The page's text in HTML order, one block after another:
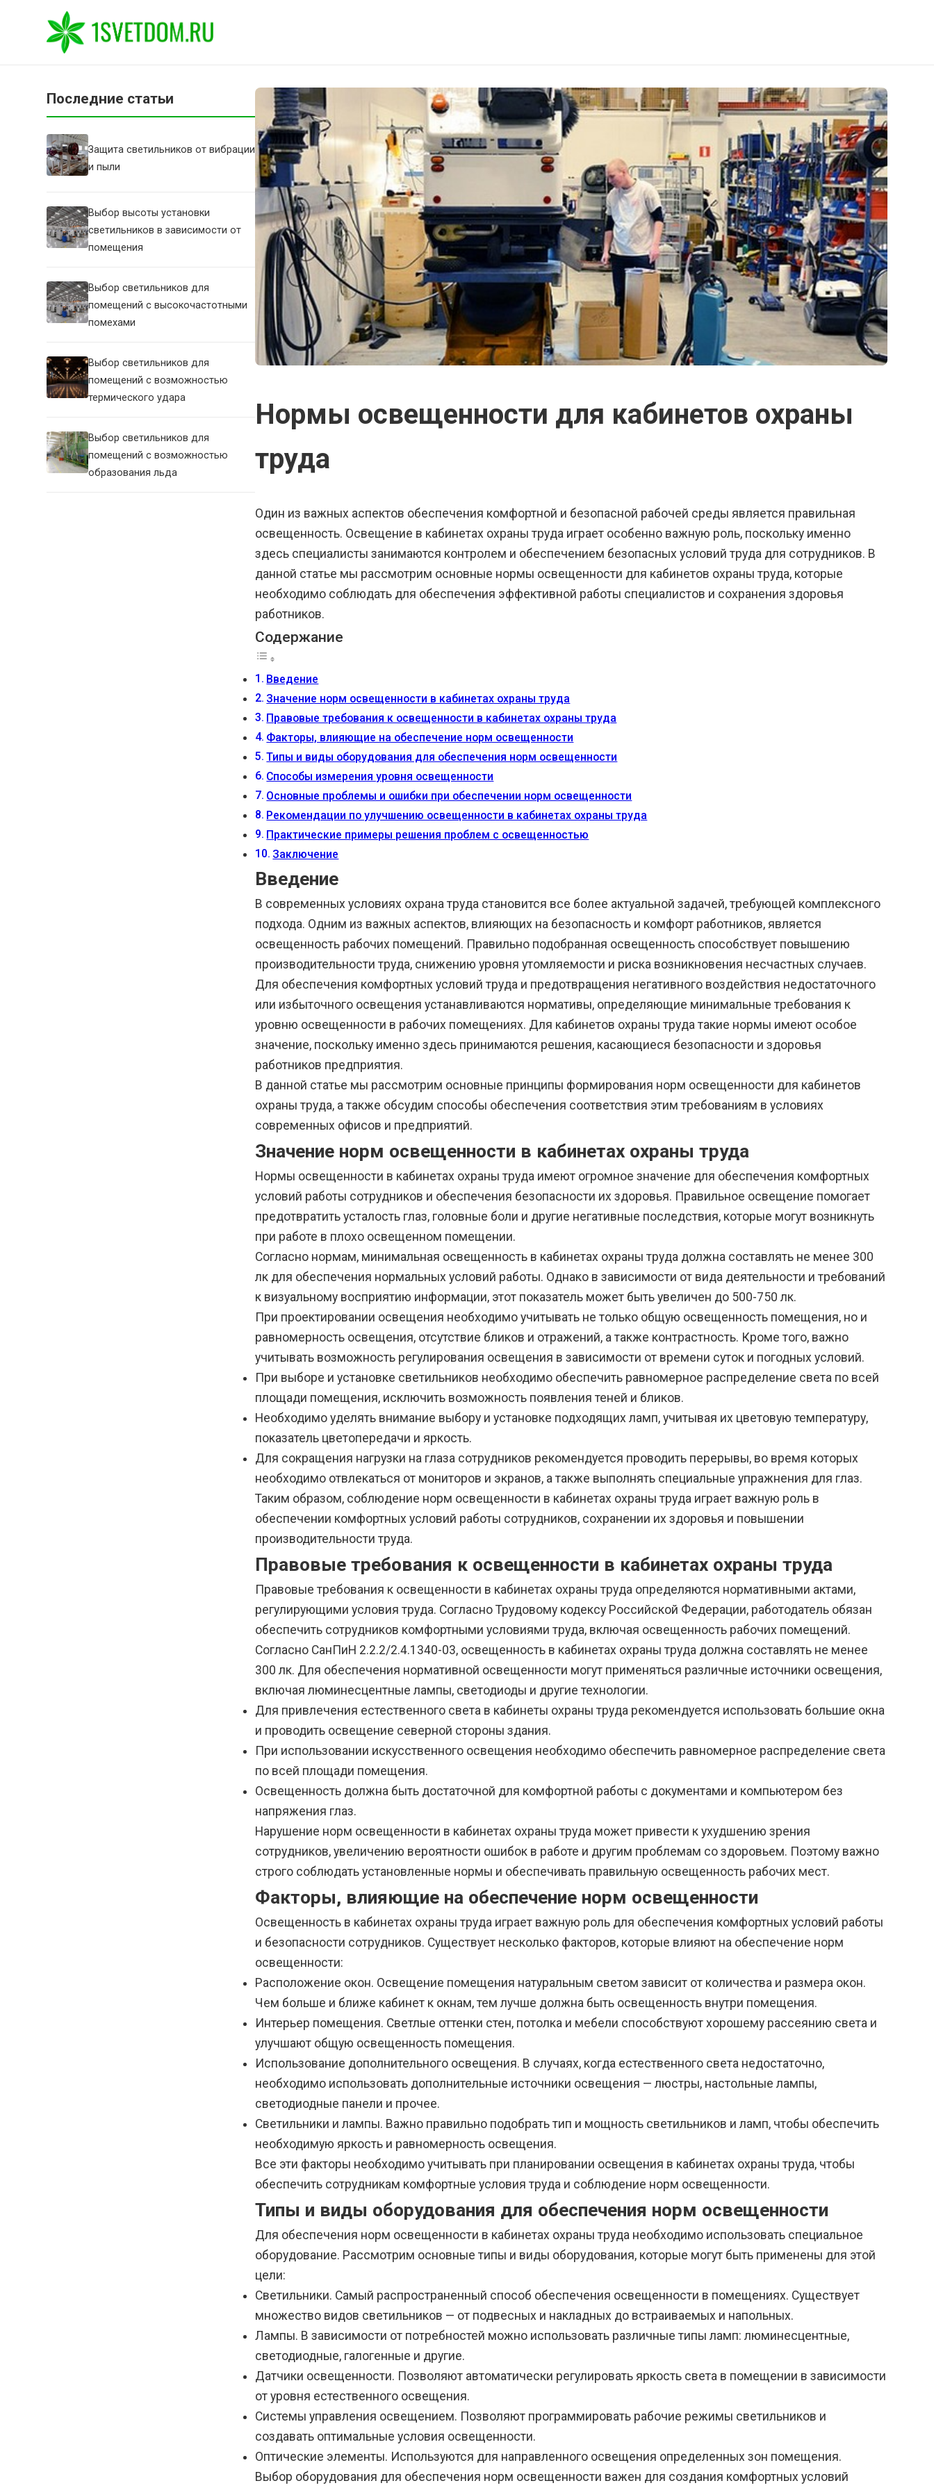
Последние статьи
Защита светильников от вибрации
и пыли
Выбор высоты установки
светильников в зависимости от
помещения
Выбор светильников для
помещений с высокочастотными
помехами
Выбор светильников для
помещений с возможностью
термического удара
Выбор светильников для
помещений с возможностью
образования льда
Нормы освещенности для кабинетов охраны
труда
Один из важных аспектов обеспечения комфортной и безопасной рабочей среды является правильная
освещенность. Освещение в кабинетах охраны труда играет особенно важную роль, поскольку именно
здесь специалисты занимаются контролем и обеспечением безопасных условий труда для сотрудников. В
данной статье мы рассмотрим основные нормы освещенности для кабинетов охраны труда, которые
необходимо соблюдать для обеспечения эффективной работы специалистов и сохранения здоровья
работников.
Содержание
Введение
Значение норм освещенности в кабинетах охраны труда
Правовые требования к освещенности в кабинетах охраны труда
Факторы, влияющие на обеспечение норм освещенности
Типы и виды оборудования для обеспечения норм освещенности
Способы измерения уровня освещенности
Основные проблемы и ошибки при обеспечении норм освещенности
Рекомендации по улучшению освещенности в кабинетах охраны труда
Практические примеры решения проблем с освещенностью
Заключение
Введение
В современных условиях охрана труда становится все более актуальной задачей, требующей комплексного
подхода. Одним из важных аспектов, влияющих на безопасность и комфорт работников, является
освещенность рабочих помещений. Правильно подобранная освещенность способствует повышению
производительности труда, снижению уровня утомляемости и риска возникновения несчастных случаев.
Для обеспечения комфортных условий труда и предотвращения негативного воздействия недостаточного
или избыточного освещения устанавливаются нормативы, определяющие минимальные требования к
уровню освещенности в рабочих помещениях. Для кабинетов охраны труда такие нормы имеют особое
значение, поскольку именно здесь принимаются решения, касающиеся безопасности и здоровья
работников предприятия.
В данной статье мы рассмотрим основные принципы формирования норм освещенности для кабинетов
охраны труда, а также обсудим способы обеспечения соответствия этим требованиям в условиях
современных офисов и предприятий.
Значение норм освещенности в кабинетах охраны труда
Нормы освещенности в кабинетах охраны труда имеют огромное значение для обеспечения комфортных
условий работы сотрудников и обеспечения безопасности их здоровья. Правильное освещение помогает
предотвратить усталость глаз, головные боли и другие негативные последствия, которые могут возникнуть
при работе в плохо освещенном помещении.
Согласно нормам, минимальная освещенность в кабинетах охраны труда должна составлять не менее 300
лк для обеспечения нормальных условий работы. Однако в зависимости от вида деятельности и требований
к визуальному восприятию информации, этот показатель может быть увеличен до 500-750 лк.
При проектировании освещения необходимо учитывать не только общую освещенность помещения, но и
равномерность освещения, отсутствие бликов и отражений, а также контрастность. Кроме того, важно
учитывать возможность регулирования освещения в зависимости от времени суток и погодных условий.
При выборе и установке светильников необходимо обеспечить равномерное распределение света по всей
площади помещения, исключить возможность появления теней и бликов.
Необходимо уделять внимание выбору и установке подходящих ламп, учитывая их цветовую температуру,
показатель цветопередачи и яркость.
Для сокращения нагрузки на глаза сотрудников рекомендуется проводить перерывы, во время которых
необходимо отвлекаться от мониторов и экранов, а также выполнять специальные упражнения для глаз.
Таким образом, соблюдение норм освещенности в кабинетах охраны труда играет важную роль в
обеспечении комфортных условий работы сотрудников, сохранении их здоровья и повышении
производительности труда.
Правовые требования к освещенности в кабинетах охраны труда
Правовые требования к освещенности в кабинетах охраны труда определяются нормативными актами,
регулирующими условия труда. Согласно Трудовому кодексу Российской Федерации, работодатель обязан
обеспечить сотрудников комфортными условиями труда, включая освещенность рабочих помещений.
Согласно СанПиН 2.2.2/2.4.1340-03, освещенность в кабинетах охраны труда должна составлять не менее
300 лк. Для обеспечения нормативной освещенности могут применяться различные источники освещения,
включая люминесцентные лампы, светодиоды и другие технологии.
Для привлечения естественного света в кабинеты охраны труда рекомендуется использовать большие окна
и проводить освещение северной стороны здания.
При использовании искусственного освещения необходимо обеспечить равномерное распределение света
по всей площади помещения.
Освещенность должна быть достаточной для комфортной работы с документами и компьютером без
напряжения глаз.
Нарушение норм освещенности в кабинетах охраны труда может привести к ухудшению зрения
сотрудников, увеличению вероятности ошибок в работе и другим проблемам со здоровьем. Поэтому важно
строго соблюдать установленные нормы и обеспечивать правильную освещенность рабочих мест.
Факторы, влияющие на обеспечение норм освещенности
Освещенность в кабинетах охраны труда играет важную роль для обеспечения комфортных условий работы
и безопасности сотрудников. Существует несколько факторов, которые влияют на обеспечение норм
освещенности:
Расположение окон. Освещение помещения натуральным светом зависит от количества и размера окон.
Чем больше и ближе кабинет к окнам, тем лучше должна быть освещенность внутри помещения.
Интерьер помещения. Светлые оттенки стен, потолка и мебели способствуют хорошему рассеянию света и
улучшают общую освещенность помещения.
Использование дополнительного освещения. В случаях, когда естественного света недостаточно,
необходимо использовать дополнительные источники освещения — люстры, настольные лампы,
светодиодные панели и прочее.
Светильники и лампы. Важно правильно подобрать тип и мощность светильников и ламп, чтобы обеспечить
необходимую яркость и равномерность освещения.
Все эти факторы необходимо учитывать при планировании освещения в кабинетах охраны труда, чтобы
обеспечить сотрудникам комфортные условия труда и соблюдение норм освещенности.
Типы и виды оборудования для обеспечения норм освещенности
Для обеспечения норм освещенности в кабинетах охраны труда необходимо использовать специальное
оборудование. Рассмотрим основные типы и виды оборудования, которые могут быть применены для этой
цели:
Светильники. Самый распространенный способ обеспечения освещенности в помещениях. Существует
множество видов светильников — от подвесных и накладных до встраиваемых и напольных.
Лампы. В зависимости от потребностей можно использовать различные типы ламп: люминесцентные,
светодиодные, галогенные и другие.
Датчики освещенности. Позволяют автоматически регулировать яркость света в помещении в зависимости
от уровня естественного освещения.
Системы управления освещением. Позволяют программировать рабочие режимы светильников и
создавать оптимальные условия освещенности.
Оптические элементы. Используются для направленного освещения определенных зон помещения.
Выбор оборудования для обеспечения норм освещенности важен для создания комфортных условий